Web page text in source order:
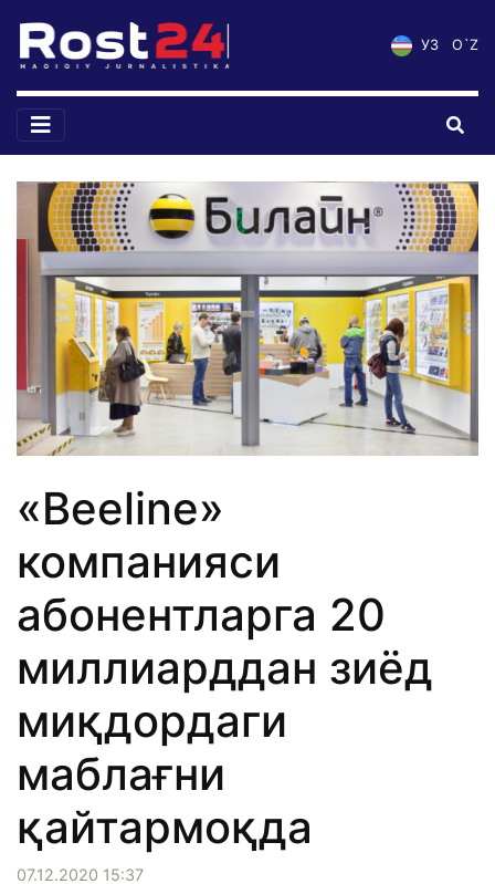
УЗ O`Z
«Beeline»
компанияси
абонентларга 20
миллиарддан зиёд
миқдордаги
маблағни
қайтармоқда
07.12.2020 15:37